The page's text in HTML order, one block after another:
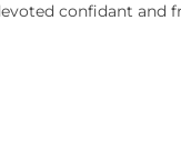
confidant